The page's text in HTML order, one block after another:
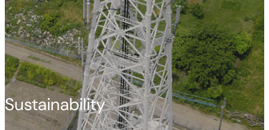
Sustainability